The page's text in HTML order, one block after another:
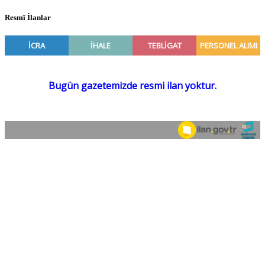
Resmî İlanlar